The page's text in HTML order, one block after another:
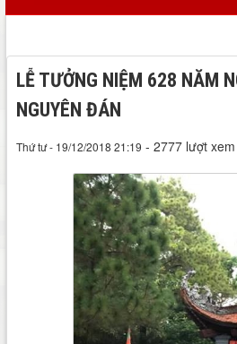
LỄ TƯỞNG NIỆM 628 NĂM
NGUYÊN ĐÁN
Thứ tư - 19/12/2018 21:19 - 2777 lượt xem